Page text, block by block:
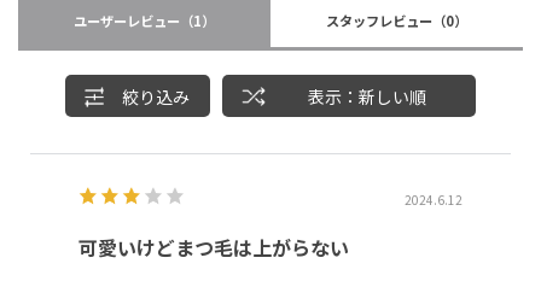
ユーザーレビュー （1） スタッフレビュー （0）
絞り込み 表示：新しい順
2024.6.12
可愛いけどまつ毛は上がらない